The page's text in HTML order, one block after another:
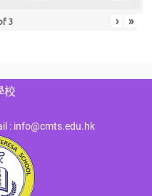
3 › »
校
: info@cmts.edu.hk